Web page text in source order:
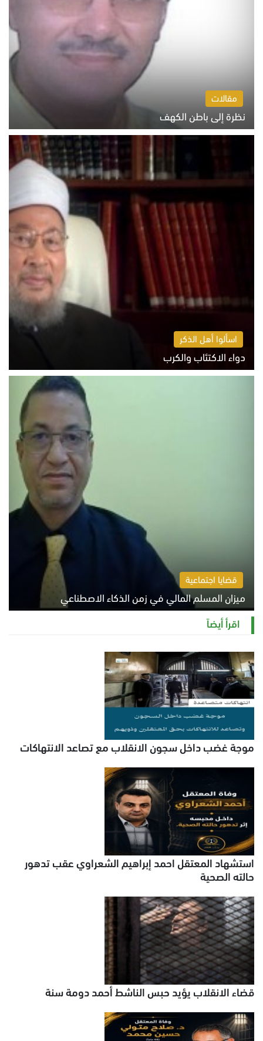
مقالات
نظرة إلى باطن الكهف
السبت 8 أغسطس 2026 11:04 ص
اسألوا أهل الذكر
دواء الاكتئاب والكرب
السبت 8 أغسطس 2026 10:54 ص
قضايا اجتماعية
ميزان المسلم المالي في زمن الذكاء الاصطناعي
السبت 8 أغسطس 2026 11:21 ص
اقرأ أيضاً
موجة غضب داخل سجون الانقلاب مع تصاعد الانتهاكات
استشهاد المعتقل احمد إبراهيم الشعراوي عقب تدهور
حالته الصحية
قضاء الانقلاب يؤيد حبس الناشط أحمد دومة سنة